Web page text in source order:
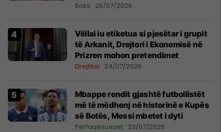
Boks 26/07/2026
Vëllai iu etiketua si pjesëtar i grupit
të Arkanit, Drejtori i Ekonomisë në
Prizren mohon pretendimet
Drejtësi 24/07/2026
Mbappe rendit gjashtë futbollistët
më të mëdhenj në historinë e Kupës
së Botës, Messi mbetet i dyti
Përfaqësueset 23/07/2026